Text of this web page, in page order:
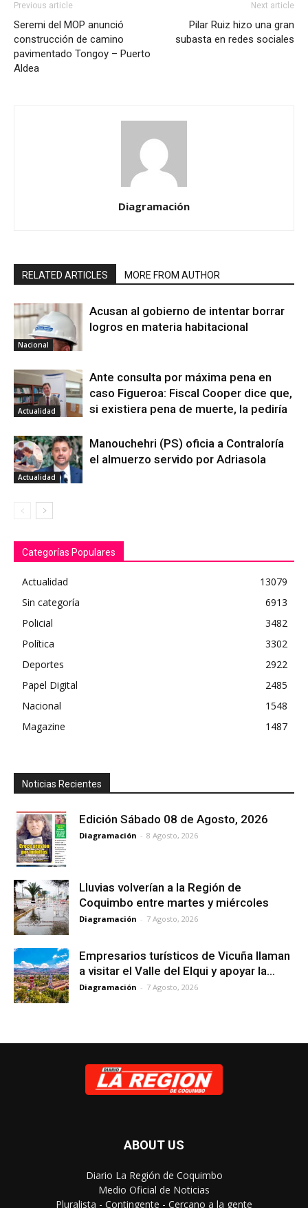
Previous article
Seremi del MOP anunció
construcción de camino
pavimentado Tongoy – Puerto
Aldea
Next article
Pilar Ruiz hizo una gran
subasta en redes sociales
Diagramación
RELATED ARTICLES MORE FROM AUTHOR
Nacional
Acusan al gobierno de intentar borrar
logros en materia habitacional
Actualidad
Ante consulta por máxima pena en
caso Figueroa: Fiscal Cooper dice que,
si existiera pena de muerte, la pediría
Actualidad
Manouchehri (PS) oficia a Contraloría
el almuerzo servido por Adriasola
Categorías Populares
Actualidad
13079
Sin categoría
6913
Policial
3482
Política
3302
Deportes
2922
Papel Digital
2485
Nacional
1548
Magazine
1487
Noticias Recientes
Edición Sábado 08 de Agosto, 2026
Diagramación - 8 Agosto, 2026
Lluvias volverían a la Región de
Coquimbo entre martes y miércoles
Diagramación - 7 Agosto, 2026
Empresarios turísticos de Vicuña llaman
a visitar el Valle del Elqui y apoyar la...
Diagramación - 7 Agosto, 2026
ABOUT US
Diario La Región de Coquimbo
Medio Oficial de Noticias
Pluralista - Contingente - Cercano a la gente